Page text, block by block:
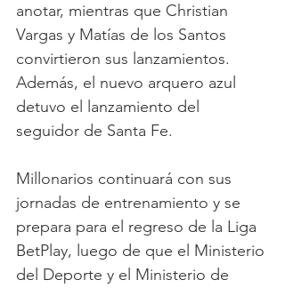
anotar, mientras que Christian
Vargas y Matías de los Santos
convirtieron sus lanzamientos.
Además, el nuevo arquero azul
detuvo el lanzamiento del
seguidor de Santa Fe.
Millonarios continuará con sus
jornadas de entrenamiento y se
prepara para el regreso de la Liga
BetPlay, luego de que el Ministerio
del Deporte y el Ministerio de